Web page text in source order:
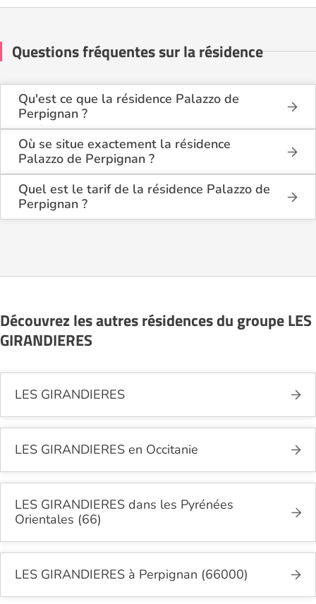
Questions fréquentes sur la résidence
Qu'est ce que la résidence Palazzo de
Perpignan ?
La résidence Palazzo de Perpignan est une
résidence seniors de type résidence services seniors
Cette résidence du secteur privé se situe à
Perpignan (66000).
Où se situe exactement la résidence
Palazzo de Perpignan ?
La résidence Palazzo de Perpignan est située 3 rue
Jordi Carbonell i Tries à Perpignan (66000), dans
les Pyrénées Orientales (66).
Quel est le tarif de la résidence Palazzo de
Perpignan ?
La résidence Palazzo de Perpignan propose des
Découvrez les autres résidences du groupe LES
GIRANDIERES
LES GIRANDIERES
LES GIRANDIERES en Occitanie
LES GIRANDIERES dans les Pyrénées
Orientales (66)
LES GIRANDIERES à Perpignan (66000)